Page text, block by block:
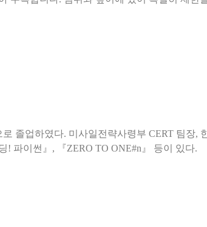
졸업하였다. 미사일전략사령부 CERT 팀장,